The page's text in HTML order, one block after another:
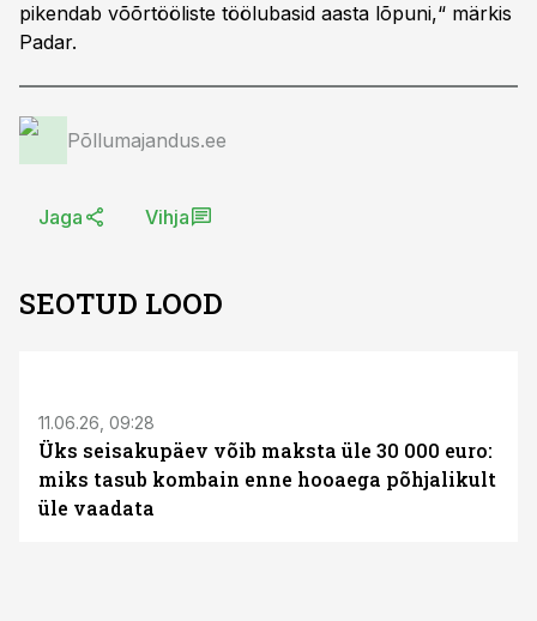
pikendab võõrtööliste töölubasid aasta lõpuni,“ märkis
Padar.
Põllumajandus.ee
Jaga Vihja
SEOTUD LOOD
11.06.26, 09:28
Üks seisakupäev võib maksta üle 30 000 euro:
miks tasub kombain enne hooaega põhjalikult
üle vaadata